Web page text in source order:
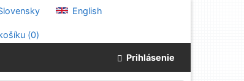
English
(0)
Prihlásenie